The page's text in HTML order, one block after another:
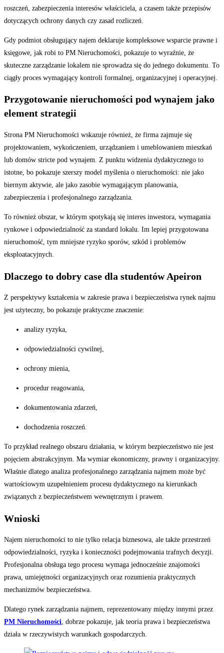
roszczeń, zabezpieczenia interesów właściciela, a czasem także przepisów
dotyczących ochrony danych czy zasad rozliczeń.
Gdy podmiot obsługujący najem deklaruje kompleksowe wsparcie prawne i
księgowe, jak robi to PM Nieruchomości, pokazuje to wyraźnie, że
skuteczne zarządzanie lokalem nie sprowadza się do jednego dokumentu. To
ciągły proces wymagający kontroli formalnej, organizacyjnej i operacyjnej.
Przygotowanie nieruchomości pod wynajem jako
element strategii
Strona PM Nieruchomości wskazuje również, że firma zajmuje się
projektowaniem, wykończeniem, urządzaniem i umeblowaniem mieszkań
lub domów stricte pod wynajem. Z punktu widzenia dydaktycznego to
istotne, bo pokazuje szerszy model myślenia o nieruchomości: nie jako
biernym aktywie, ale jako zasobie wymagającym planowania,
zabezpieczenia i profesjonalnego zarządzania.
To również obszar, w którym spotykają się interes inwestora, wymagania
rynkowe i odpowiedzialność za standard lokalu. Im lepiej przygotowana
nieruchomość, tym mniejsze ryzyko sporów, szkód i problemów
eksploatacyjnych.
Dlaczego to dobry case dla studentów Apeiron
Z perspektywy kształcenia w zakresie prawa i bezpieczeństwa rynek najmu
jest użyteczny, bo pokazuje praktyczne znaczenie:
analizy ryzyka,
odpowiedzialności cywilnej,
ochrony mienia,
procedur reagowania,
dokumentowania zdarzeń,
dochodzenia roszczeń.
To przykład realnego obszaru działania, w którym bezpieczeństwo nie jest
pojęciem abstrakcyjnym. Ma wymiar ekonomiczny, prawny i organizacyjny.
Właśnie dlatego analiza profesjonalnego zarządzania najmem może być
wartościowym uzupełnieniem procesu dydaktycznego na kierunkach
związanych z bezpieczeństwem wewnętrznym i prawem.
Wnioski
Najem nieruchomości to nie tylko relacja biznesowa, ale także przestrzeń
odpowiedzialności, ryzyka i konieczności podejmowania trafnych decyzji.
Profesjonalna obsługa tego procesu wymaga jednocześnie znajomości
prawa, umiejętności organizacyjnych oraz rozumienia praktycznych
mechanizmów bezpieczeństwa.
Dlatego rynek zarządzania najmem, reprezentowany między innymi przez
PM Nieruchomości, dobrze pokazuje, jak teoria prawa i bezpieczeństwa
działa w rzeczywistych warunkach gospodarczych.